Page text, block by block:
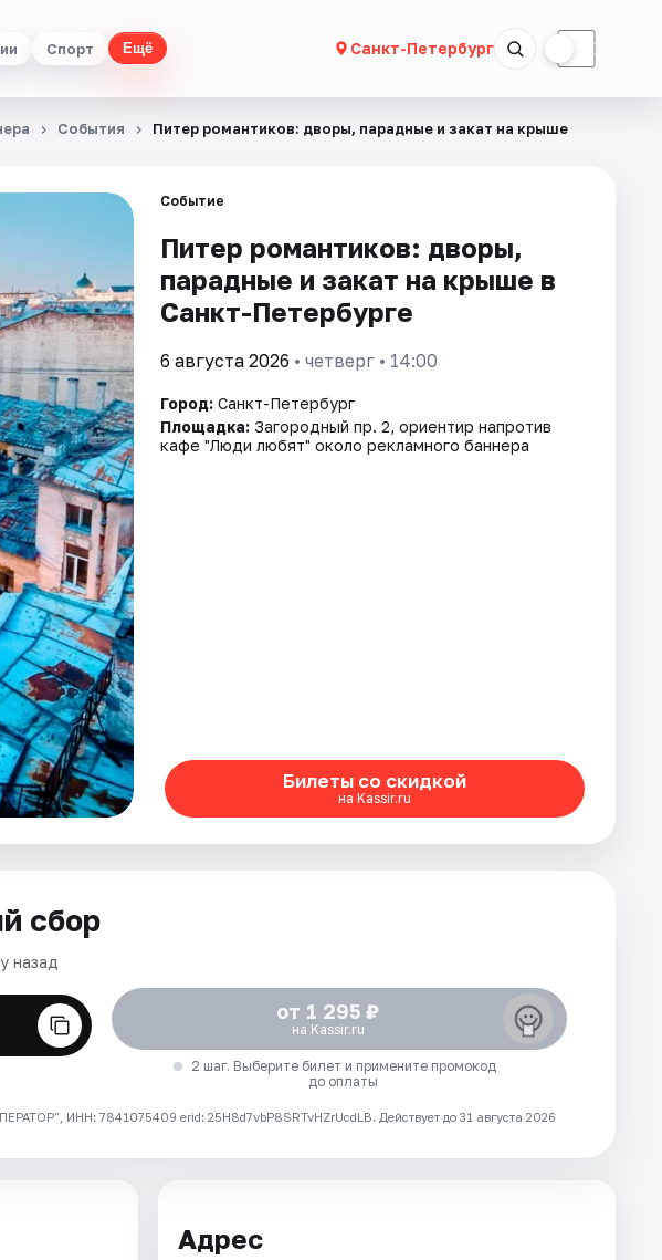
Спорт Ещё Санкт-Петербург ☾
События Питер романтиков: дворы, парадные и закат на крыше
Событие
Питер романтиков: дворы,
парадные и закат на крыше в
Санкт-Петербурге
6 августа 2026 • четверг • 14:00
Город: Санкт-Петербург
Площадка: Загородный пр. 2, ориентир напротив
кафе "Люди любят" около рекламного баннера
Билеты со скидкой
на Kassir.ru
сбор
назад
от 1 295 ₽
на Kassir.ru
2 шаг. Выберите билет и примените промокод
до оплаты
ИНН: 7841075409 erid: 25H8d7vbP8SRTvHZrUcdLB. Действует до 31 августа 2026
Адрес